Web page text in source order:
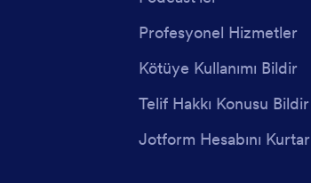
Profesyonel Hizmetler
Kötüye Kullanımı Bildir
Telif Hakkı Konusu Bildir
Jotform Hesabını Kurtar